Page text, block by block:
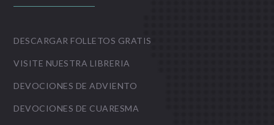
DESCARGAR FOLLETOS GRATIS
VISITE NUESTRA LIBRERIA
DEVOCIONES DE ADVIENTO
DEVOCIONES DE CUARESMA